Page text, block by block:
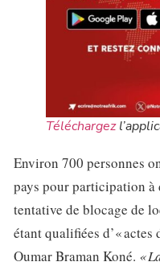
Téléchargez
Environ 700 personnes
pays pour participation à
tentative de blocage de
étant qualifiées d’«
Oumar Braman Koné. «